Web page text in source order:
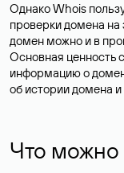
Однако Whois
проверки домена на
домен можно и в
Основная ценность
информацию о
об истории домена и
Что можно